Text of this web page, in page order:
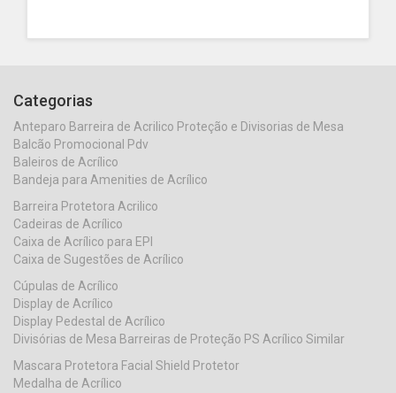
Categorias
Anteparo Barreira de Acrilico Proteção e Divisorias de Mesa
Balcão Promocional Pdv
Baleiros de Acrílico
Bandeja para Amenities de Acrílico
Barreira Protetora Acrilico
Cadeiras de Acrílico
Caixa de Acrílico para EPI
Caixa de Sugestões de Acrílico
Cúpulas de Acrílico
Display de Acrílico
Display Pedestal de Acrílico
Divisórias de Mesa Barreiras de Proteção PS Acrílico Similar
Mascara Protetora Facial Shield Protetor
Medalha de Acrílico